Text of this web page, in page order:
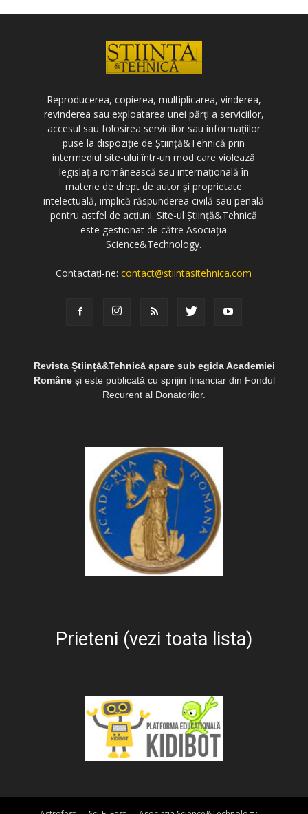
Reproducerea, copierea, multiplicarea, vinderea,
revinderea sau exploatarea unei părți a serviciilor,
accesul sau folosirea serviciilor sau informațiilor
puse la dispoziție de Știință&Tehnică prin
intermediul site-ului într-un mod care violează
legislația românească sau internațională în
materie de drept de autor și proprietate
intelectuală, implică răspunderea civilă sau penală
pentru astfel de acțiuni. Site-ul Știință&Tehnică
este gestionat de către Asociația
Science&Technology.
Contactați-ne:contact@stiintasitehnica.com
Revista Știință&Tehnică apare sub egida Academiei
Româneși este publicată cu sprijin financiar din Fondul
Recurent al Donatorilor.
Prieteni (vezi toata lista)